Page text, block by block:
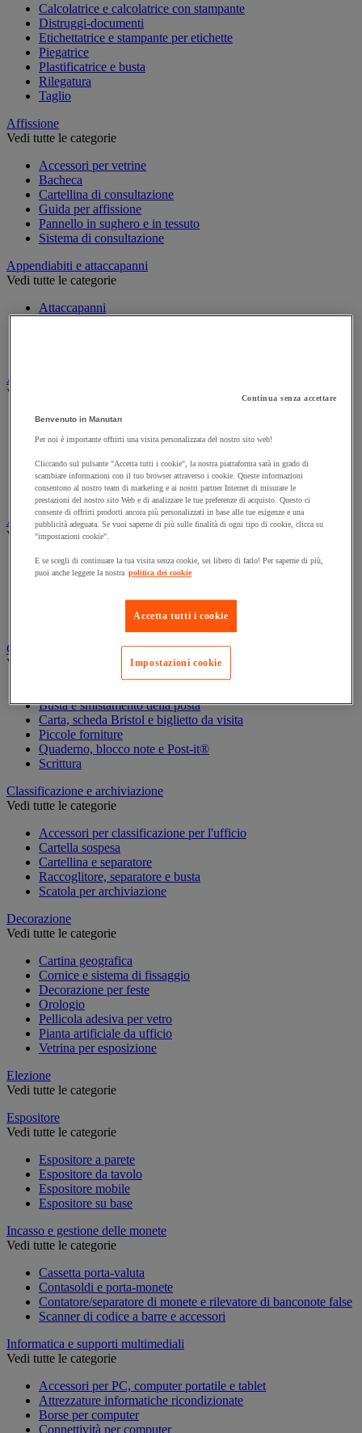
Calcolatrice e calcolatrice con stampante
Distruggi-documenti
Etichettatrice e stampante per etichette
Piegatrice
Plastificatrice e busta
Rilegatura
Taglio
Affissione
Vedi tutte le categorie
Accessori per vetrine
Bacheca
Cartellina di consultazione
Guida per affissione
Pannello in sughero e in tessuto
Sistema di consultazione
Appendiabiti e attaccapanni
Vedi tutte le categorie
Attaccapanni
Armadio e archiviazione
Vedi tutte le categorie
Archiviazione orizzontale
Archiviazione per cartelle sospese
Armadio per ufficio
Carrello da ufficio
Libreria
Audiovisivi
Vedi tutte le categorie
Attrezzature audio e Hi-Fi
Connessione audio e video
Strumenti per proiezione e videoproiezione
Cancelleria e forniture per ufficio
Vedi tutte le categorie
Busta e smistamento della posta
Carta, scheda Bristol e biglietto da visita
Piccole forniture
Quaderno, blocco note e Post-it®
Scrittura
Classificazione e archiviazione
Vedi tutte le categorie
Accessori per classificazione per l'ufficio
Cartella sospesa
Cartellina e separatore
Raccoglitore, separatore e busta
Scatola per archiviazione
Decorazione
Vedi tutte le categorie
Cartina geografica
Cornice e sistema di fissaggio
Decorazione per feste
Orologio
Pellicola adesiva per vetro
Pianta artificiale da ufficio
Vetrina per esposizione
Elezione
Vedi tutte le categorie
Espositore
Vedi tutte le categorie
Espositore a parete
Espositore da tavolo
Espositore mobile
Espositore su base
Incasso e gestione delle monete
Vedi tutte le categorie
Cassetta porta-valuta
Contasoldi e porta-monete
Contatore/separatore di monete e rilevatore di banconote false
Scanner di codice a barre e accessori
Informatica e supporti multimediali
Vedi tutte le categorie
Accessori per PC, computer portatile e tablet
Attrezzature informatiche ricondizionate
Borse per computer
Connettività per computer
Continua senza accettare
Benvenuto in Manutan
Per noi è importante offrirti una visita personalizzata del nostro sito web!
Cliccando sul pulsante "Accetta tutti i cookie", la nostra piattaforma sarà in grado di
scambiare informazioni con il tuo browser attraverso i cookie. Queste informazioni
consentono al nostro team di marketing e ai nostri partner Internet di misurare le
prestazioni del nostro sito Web e di analizzare le tue preferenze di acquisto. Questo ci
consente di offrirti prodotti ancora più personalizzati in base alle tue esigenze e una
pubblicità adeguata. Se vuoi saperne di più sulle finalità di ogni tipo di cookie, clicca su
"impostazioni cookie".
E se scegli di continuare la tua visita senza cookie, sei libero di farlo! Per saperne di più,
puoi anche leggere la nostra politica dei cookie
Accetta tutti i cookie
Impostazioni cookie